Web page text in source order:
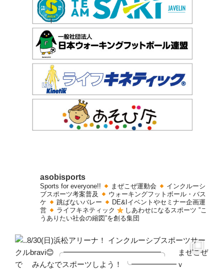
asobisports
Sports for everyone!! まぜこぜ運動会
インクルーシ
ブスポーツ考案普及
ウォーキングフットボール・バス
ケ
跳ばないバレー
DE&Iイベントやセミナー企画運
営
ライフキネティック しあわせになるスポーツ ”こ
うありたい社会の縮図”を創る集団